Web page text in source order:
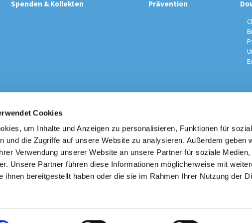
Cookies
um Inhalte und Anzeigen zu personalisieren, Funktionen für
und die Zugriffe auf unsere Website zu analysieren. Außerdem geben
Verwendung unserer Website an unsere Partner für soziale Medien,
Unsere Partner führen diese Informationen möglicherweise mit
ihnen bereitgestellt haben oder die sie im Rahmen Ihrer Nutzung der
Spenden & Kollekten Prävention
Katholische Kirchengemeinde / Pfarrei St. Johannes der Täufer
Am Kiesteich 50, 13589 Berlin
030 – 373 22 16
info@st-johannes-spandau.de
Kontakt|Impressum |Datenschutzhinweise|Erzbistum Berlin